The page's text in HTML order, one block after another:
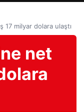
17 milyar dolara ulaştı
net